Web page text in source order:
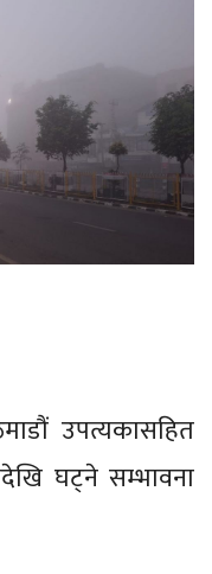
उपत्यकासहित
घट्ने सम्भावना